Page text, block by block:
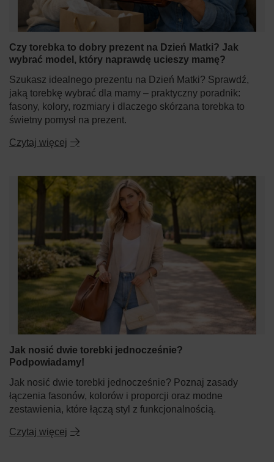
Czy torebka to dobry prezent na Dzień Matki? Jak
wybrać model, który naprawdę ucieszy mamę?
Szukasz idealnego prezentu na Dzień Matki? Sprawdź,
jaką torebkę wybrać dla mamy – praktyczny poradnik:
fasony, kolory, rozmiary i dlaczego skórzana torebka to
świetny pomysł na prezent.
Czytaj więcej
Jak nosić dwie torebki jednocześnie?
Podpowiadamy!
Jak nosić dwie torebki jednocześnie? Poznaj zasady
łączenia fasonów, kolorów i proporcji oraz modne
zestawienia, które łączą styl z funkcjonalnością.
Czytaj więcej